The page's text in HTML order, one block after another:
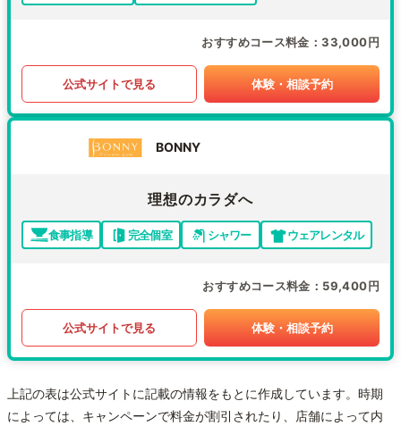
おすすめコース料金 33,000円
公式サイトで見る 体験・相談予約
BONNY
理想のカラダへ
食事指導 完全個室 シャワー ウェアレンタル
おすすめコース料金 59,400円
公式サイトで見る 体験・相談予約
上記の表は公式サイトに記載の情報をもとに作成しています。時期
によっては、キャンペーンで料金が割引されたり、店舗によって内